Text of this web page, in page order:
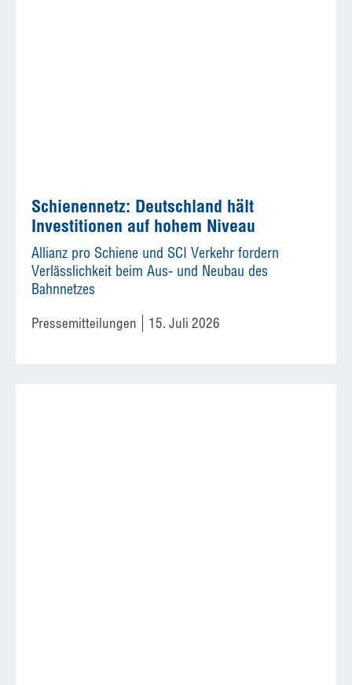
Schienennetz: Deutschland hält
Investitionen auf hohem Niveau
Allianz pro Schiene und SCI Verkehr fordern
Verlässlichkeit beim Aus- und Neubau des
Bahnnetzes
Pressemitteilungen 15. Juli 2026